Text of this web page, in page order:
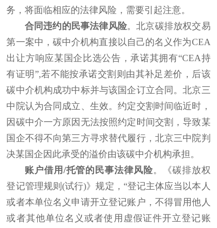
务，将面临相应的法律风险，需要引起注意。
合同违约的民事法律风险。北京碳排放权交易
第一案中，碳中介机构直接以自己的名义作为CEA
出让方响应某国企比选公告，承诺其拥有“CEA持
有证明”,若不能按承诺交割则由其补足差价，后该
碳中介机构成功中标并与该国企订立合同。北京三
中院认为合同成立、生效。约定交割时间临近时，
因碳中介一方原因无法按照约定时间交割，导致某
国企不得不向第三方寻求替代履行，北京三中院判
决某国企因此承受的溢价由该碳中介机构承担。
账户借用/托管的民事法律风险。《碳排放权
登记管理规则 (试行)》规定，“登记主体应当以本人
或者本单位名义申请开立登记账户，不得冒用他人
或者其他单位名义或者使用虚假证件开立登记账